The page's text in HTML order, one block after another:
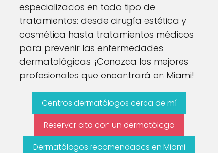
especializados en todo tipo de
tratamientos: desde cirugía estética y
cosmética hasta tratamientos médicos
para prevenir las enfermedades
dermatológicas. ¡Conozca los mejores
profesionales que encontrará en Miami!
Centros dermatólogos cerca de mí
Reservar cita con un dermatólogo
Dermatólogos recomendados en Miami